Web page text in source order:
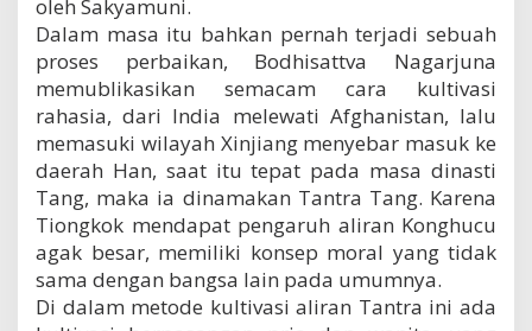
oleh Sakyamuni.
Dalam masa itu bahkan pernah terjadi sebuah
proses perbaikan, Bodhisattva Nagarjuna
memublikasikan semacam cara kultivasi
rahasia, dari India melewati Afghanistan, lalu
memasuki wilayah Xinjiang menyebar masuk ke
daerah Han, saat itu tepat pada masa dinasti
Tang, maka ia dinamakan Tantra Tang. Karena
Tiongkok mendapat pengaruh aliran Konghucu
agak besar, memiliki konsep moral yang tidak
sama dengan bangsa lain pada umumnya.
Di dalam metode kultivasi aliran Tantra ini ada